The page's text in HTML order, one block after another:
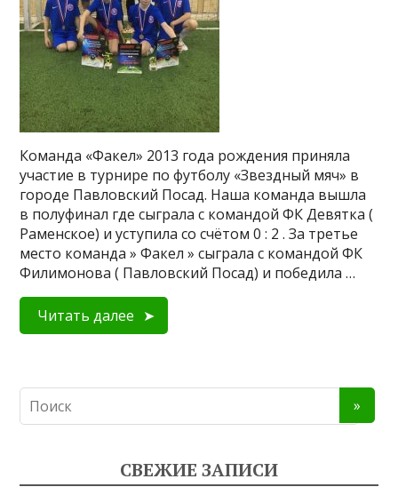
Команда «Факел» 2013 года рождения приняла
участие в турнире по футболу «Звездный мяч» в
городе Павловский Посад. Наша команда вышла
в полуфинал где сыграла с командой ФК Девятка (
Раменское) и уступила со счётом 0 : 2 . За третье
место команда » Факел » сыграла с командой ФК
Филимонова ( Павловский Посад) и победила …
Читать далее
СВЕЖИЕ ЗАПИСИ